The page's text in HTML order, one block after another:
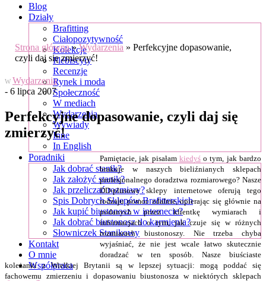
Blog
Działy
Brafitting
Ciałopozytywność
Kolekcje
Plebiscyty
Recenzje
Rynek i moda
Społeczność
W mediach
Wydarzenia
Wywiady
Inne
In English
Poradniki
Jak dobrać stanik?
Jak założyć stanik?
Jak przeliczać rozmiary?
Spis Dobrych Sklepów Brafitterskich
Jak kupić biustonosz w internecie?
Jak dobrać biustonosz do karmienia?
Słowniczek Stanikowy
Kontakt
O mnie
Współpraca
Strona główna»Wydarzenia »Perfekcyjne dopasowanie,
czyli daj się zmierzyć!
W Wydarzenia
- 6 lipca 2007
Perfekcyjne dopasowanie, czyli daj się
zmierzyć!
Pamiętacie, jak pisałam kiedyśo tym, jak bardzo
brakuje w naszych bieliźnianych sklepach
profesjonalnego doradztwa rozmiarowego? Nasze
DD-plusowe sklepy internetowe oferują tego
rodzaju pomoc zdalnie, opierając się głównie na
podanych przez klientkę wymiarach i
informacjach o tym, jak czuje się w różnych
rozmiarach biustonoszy. Nie trzeba chyba
wyjaśniać, że nie jest wcale łatwo skutecznie
doradzać w ten sposób. Nasze biuściaste
koleżanki z Wielkiej Brytanii są w lepszej sytuacji: mogą poddać się
fachowemu zmierzeniu i dopasowaniu biustonosza w niektórych sklepach